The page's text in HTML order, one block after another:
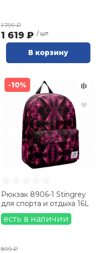
1 799 ₽
1 619 ₽ / шт.
В корзину
-10%
Рюкзак 8906-1 Stingrey
для спорта и отдыха 16L
есть в наличии
899 ₽